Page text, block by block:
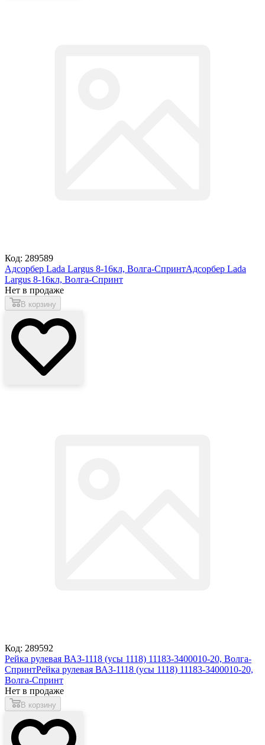
Код: 289589
Адсорбер Lada Largus 8-16кл, Волга-СпринтАдсорбер Lada
Largus 8-16кл, Волга-Спринт
Нет в продаже
В корзину
Код: 289592
Рейка рулевая ВАЗ-1118 (усы 1118) 11183-3400010-20, Волга-
СпринтРейка рулевая ВАЗ-1118 (усы 1118) 11183-3400010-20,
Волга-Спринт
Нет в продаже
В корзину